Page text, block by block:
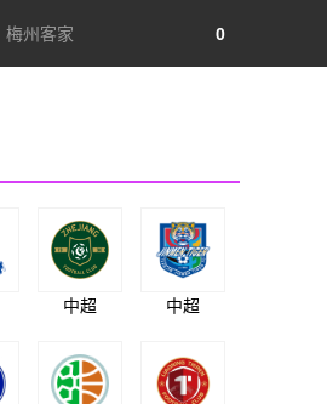
梅州客家 0
中超 中超